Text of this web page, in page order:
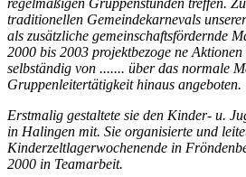
traditionellen Gemeindekarnevals
als zusätzliche gemeinschaftsfördernde
2000 bis 2003 projektbezoge ne
selbständig von ....... über das normale
Gruppenleitertätigkeit hinaus angeboten.
Erstmalig gestaltete sie den Kinder- u.
in Halingen mit. Sie organisierte und
Kinderzeltlagerwochenende in
2000 in Teamarbeit.